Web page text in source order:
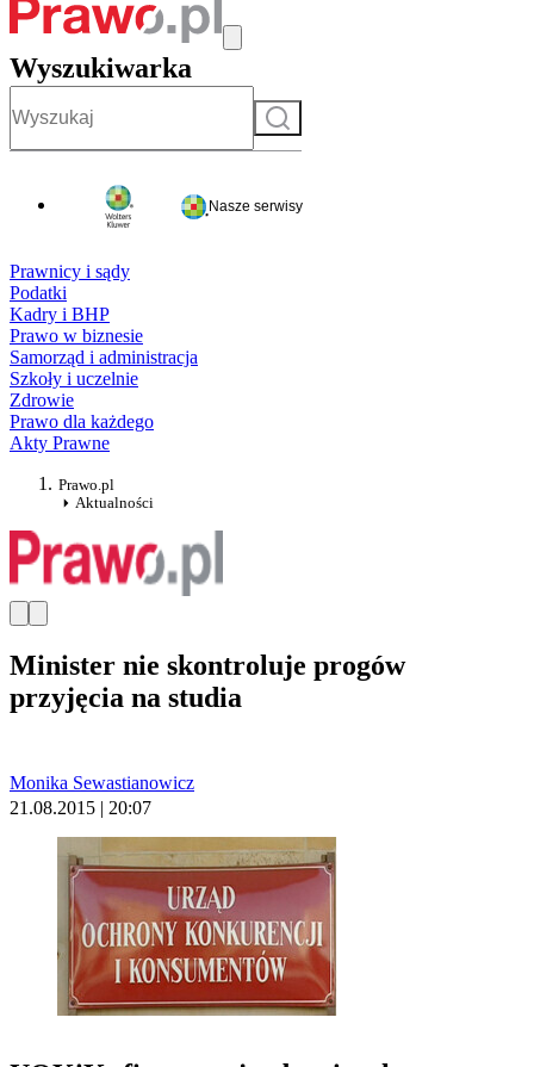
Wyszukiwarka
Szukaj
Nasze serwisy
Prawnicy i sądy
Podatki
Kadry i BHP
Prawo w biznesie
Samorząd i administracja
Szkoły i uczelnie
Zdrowie
Prawo dla każdego
Akty Prawne
Prawo.pl
Aktualności
Minister nie skontroluje progów
przyjęcia na studia
Monika Sewastianowicz
21.08.2015 | 20:07